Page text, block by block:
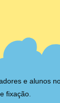
e alunos
fixação.